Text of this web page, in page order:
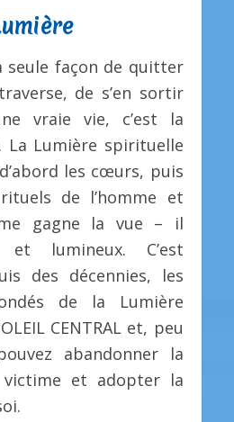
seule façon de quitter
de s’en sortir
vraie vie, c’est la
La Lumière spirituelle
les cœurs, puis
de l’homme et
gagne la vue – il
lumineux. C’est
des décennies, les
de la Lumière
CENTRAL et, peu
abandonner la
victime et adopter la